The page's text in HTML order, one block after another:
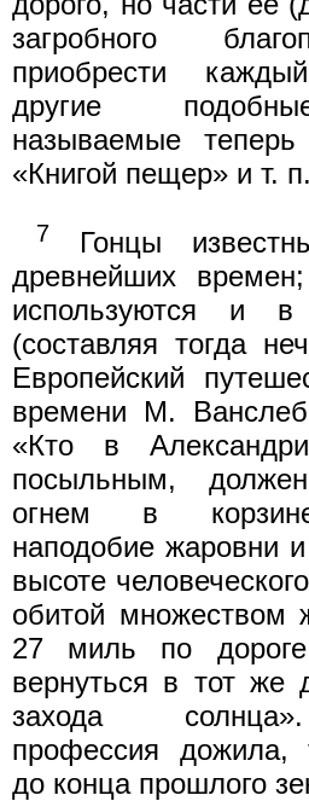
загробного
приобрести
другие
называемые теперь
«Книгой пещер» и т. п.
7
Гонцы
древнейших
используются и
(составляя тогда
Европейский
времени М.
«Кто в
посыльным,
огнем в
наподобие жаровни
высоте
обитой множеством
27 миль по
вернуться в тот же
захода
профессия дожила,
до конца прошлого